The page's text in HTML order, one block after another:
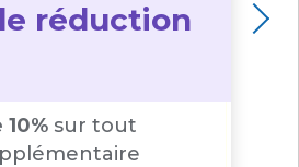
réduction
sur tout